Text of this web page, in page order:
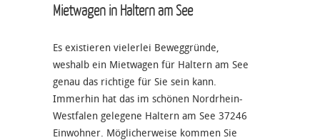
Mietwagen in Haltern am See
Es existieren vielerlei Beweggründe,
weshalb ein Mietwagen für Haltern am See
genau das richtige für Sie sein kann.
Immerhin hat das im schönen Nordrhein-
Westfalen gelegene Haltern am See 37246
Einwohner. Möglicherweise kommen Sie